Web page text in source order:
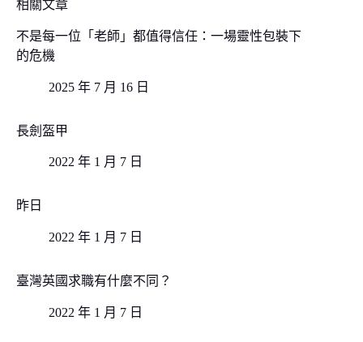
相關文章
不是每一位「老師」都值得信任：一場靈性包裝下
的危機
2025 年 7 月 16 日
長劍盔甲
2022 年 1 月 7 日
昨日
2022 年 1 月 7 日
臺灣英國求職有什麼不同？
2022 年 1 月 7 日